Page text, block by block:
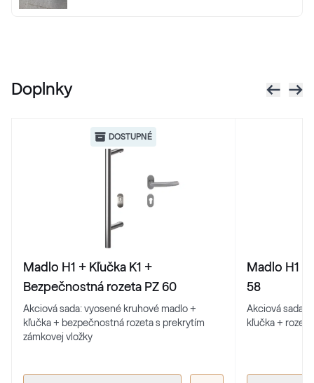
RAL 1016
RAL 1017
Doplnky
DOSTUPNÉ
Madlo H1 + Kľučka K1 +
Bezpečnostná rozeta PZ 60
Akciová sada: vyosené kruhové madlo +
kľučka + bezpečnostná rozeta s prekrytím
zámkovej vložky
Madlo H1 +
58
Akciová sada:
kľučka +